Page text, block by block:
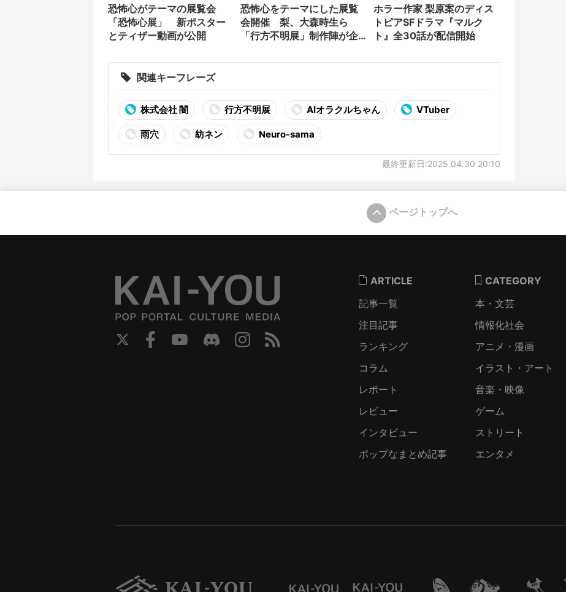
恐怖心がテーマの展覧会
「恐怖心展」 新ポスター
とティザー動画が公開
恐怖心をテーマにした展覧
会開催 梨、大森時生ら
「行方不明展」制作陣が企
ホラー作家 梨原案のディス
トピアSFドラマ『マルク
ト』全30話が配信開始
関連キーフレーズ
株式会社 闇 行方不明展 AIオラクルちゃん VTuber
雨穴 紡ネン Neuro-sama
最終更新日:2025.04.30 20:10
ページトップへ
ARTICLE
記事一覧
注目記事
ランキング
コラム
レポート
レビュー
インタビュー
ポップなまとめ記事
CATEGORY
本・文芸
情報化社会
アニメ・漫画
イラスト・アート
音楽・映像
ゲーム
ストリート
エンタメ